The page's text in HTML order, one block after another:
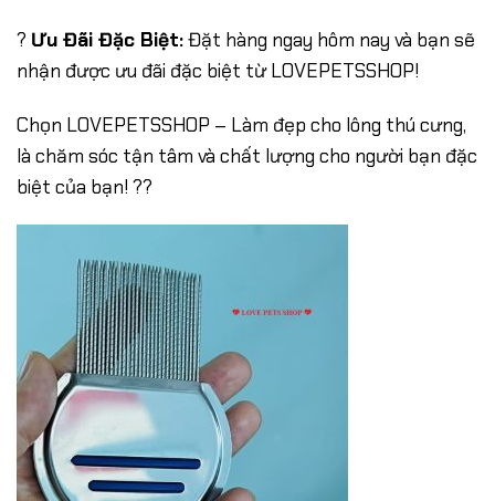
? Ưu Đãi Đặc Biệt:Đặt hàng ngay hôm nay và bạn sẽ
nhận được ưu đãi đặc biệt từ LOVEPETSSHOP!
Chọn LOVEPETSSHOP – Làm đẹp cho lông thú cưng,
là chăm sóc tận tâm và chất lượng cho người bạn đặc
biệt của bạn! ??